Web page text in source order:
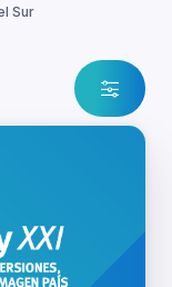
Sur